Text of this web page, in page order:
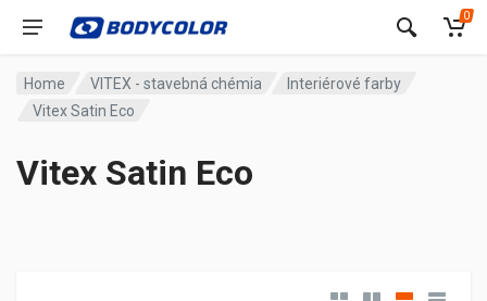
0
Home VITEX - stavebná chémia
Interiérové farby
Vitex Satin Eco
Vitex Satin Eco